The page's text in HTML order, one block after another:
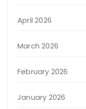
April 2026
March 2026
February 2026
January 2026